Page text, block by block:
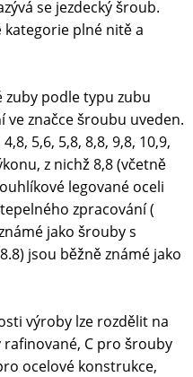
se jezdecký šroub.
kategorie plné nitě a
zuby podle typu zubu
značce šroubu uveden.
5,6, 5,8, 8,8, 9,8, 10,9,
z nichž 8,8 (včetně
legované oceli
zpracování (
jako šrouby s
jsou běžně známé jako
výroby lze rozdělit na
rafinované, C pro šrouby
ocelové konstrukce,